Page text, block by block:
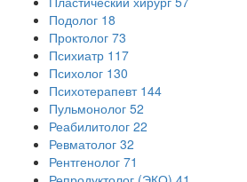
Подолог 18
Проктолог 73
Психиатр 117
Психолог 130
Психотерапевт 144
Пульмонолог 52
Реабилитолог 22
Ревматолог 32
Рентгенолог 71